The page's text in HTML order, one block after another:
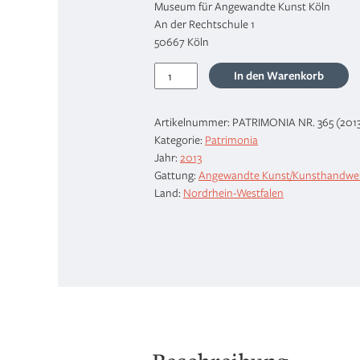
Museum für Angewandte Kunst Köln
An der Rechtschule 1
50667 Köln
Wiener
Sekretär
des
Empire
Menge
In den Warenkorb
Artikelnummer: PATRIMONIA NR. 365
Kategorie: Patrimonia
Jahr: 2013
Gattung: Angewandte Kunst/
Land: Nordrhein-Westfalen